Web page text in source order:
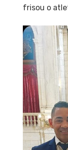
frisou o